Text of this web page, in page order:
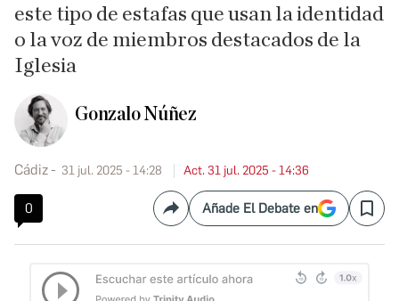
este tipo de estafas que usan la identidad
o la voz de miembros destacados de la
Iglesia
Gonzalo Núñez
Cádiz 31 jul. 2025 - 14:28 Act. 31 jul. 2025 - 14:36
0 CompartirAñade El Debate en Save